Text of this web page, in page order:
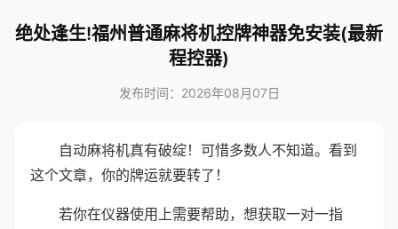
绝处逢生!福州普通麻将机控牌神器免安装(最新
程控器)
发布时间：2026年08月07日
自动麻将机真有破绽！可惜多数人不知道。看到
这个文章，你的牌运就要转了！
若你在仪器使用上需要帮助，想获取一对一指